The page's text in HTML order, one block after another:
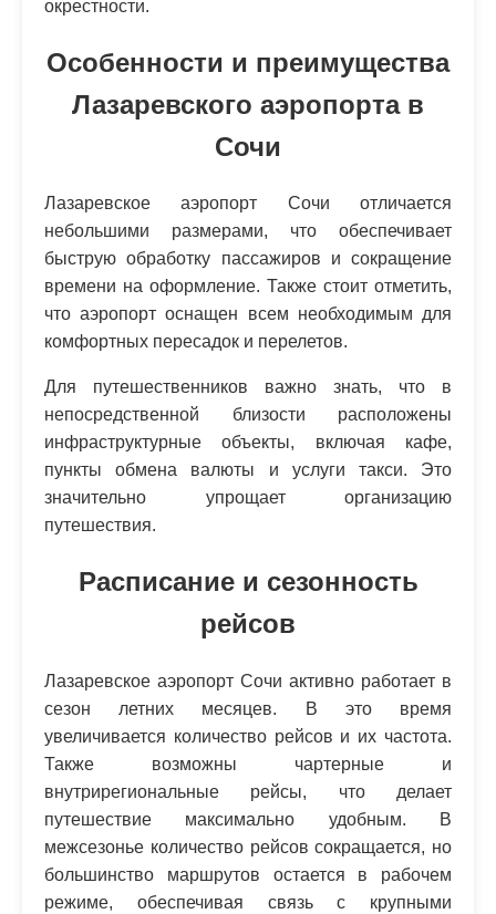
окрестности.
Особенности и преимущества
Лазаревского аэропорта в
Сочи
Лазаревское аэропорт Сочи отличается
небольшими размерами, что обеспечивает
быструю обработку пассажиров и сокращение
времени на оформление. Также стоит отметить,
что аэропорт оснащен всем необходимым для
комфортных пересадок и перелетов.
Для путешественников важно знать, что в
непосредственной близости расположены
инфраструктурные объекты, включая кафе,
пункты обмена валюты и услуги такси. Это
значительно упрощает организацию
путешествия.
Расписание и сезонность
рейсов
Лазаревское аэропорт Сочи активно работает в
сезон летних месяцев. В это время
увеличивается количество рейсов и их частота.
Также возможны чартерные и
внутрирегиональные рейсы, что делает
путешествие максимально удобным. В
межсезонье количество рейсов сокращается, но
большинство маршрутов остается в рабочем
режиме, обеспечивая связь с крупными